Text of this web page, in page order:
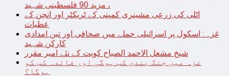
، مزید 90 فلسطینی شہید
اٹلی کی زرعی مشینری کمپنی کے ٹریکٹر اور انجن کے
عطیات
غزہ: اسکول پر اسرائیلی حملے میں صحافی اور تین امدادی
کارکن شہید
شیخ مشعل الاحمد الصباح کویت کے نئے امیر مقرر
غزہ میں جنگ بندی کب ہوگی اور فائدہ کس کو
ہوگا؟